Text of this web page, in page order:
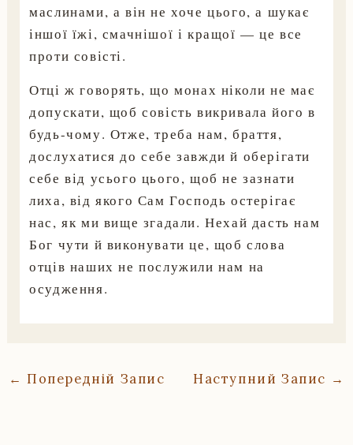
маслинами, а він не хоче цього, а шукає
іншої їжі, смачнішої і кращої — це все
проти совісті.
Отці ж говорять, що монах ніколи не має
допускати, щоб совість викривала його в
будь-чому. Отже, треба нам, браття,
дослухатися до себе завжди й оберігати
себе від усього цього, щоб не зазнати
лиха, від якого Сам Господь остерігає
нас, як ми вище згадали. Нехай дасть нам
Бог чути й виконувати це, щоб слова
отців наших не послужили нам на
осудження.
← Попередній Запис Наступний Запис →